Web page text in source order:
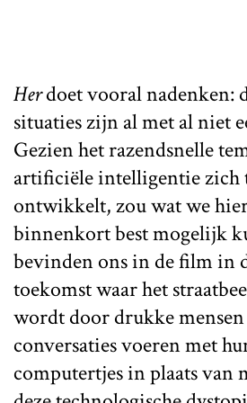
Herdoet vooral nadenken:
situaties zijn al met al niet
Gezien het razendsnelle
artificiële intelligentie zich
ontwikkelt, zou wat we
binnenkort best mogelijk
bevinden ons in de film in
toekomst waar het
wordt door drukke
conversaties voeren met
computertjes in plaats van